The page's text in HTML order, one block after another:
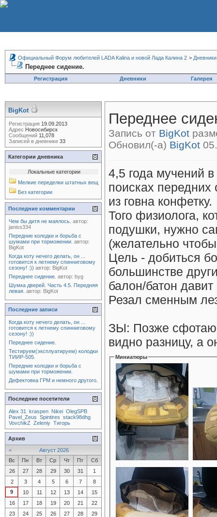
Официальный Форум любителей LADA Kalina и новой Лада Калина 2 > Дневники
Переднее сидение.
Регистрация Дневники Галерея
Переднее
Запись от BigKot
Обновил(-а) BigKot
4,5 года мучений
поисках передних
из говна конфетку.
Того физиолога,
подушки, нужно
(желательно
Цель - добиться
большинстве
балон/батон
Резал сменным
ЗЫ: Позже сфотаю
видно разницу, а
Миниатюры
BigKot
Регистрация 19.09.2013
Адрес Новосибирск
Сообщений 11,078
Записей в дневнике 33
Категории дневника
Локальные категории
Мелкие переделки штатных вещей.
Без категории
Последние комментарии
Чем бы дитя не маялось. автор:
janiss334
Передние колодки и борьба с
шумами при торможении. автор:
BigKot
Когда коту нечего делать, он ...
готовится к летнему спинниговому
сезону! :)) автор: BigKot
Переднее сидение. автор: byg
Шумка дверей. Часть 4.5. Передняя
левая. автор: BigKot
Последние записи
Когда коту нечего делать, он ...
готовится к летнему спинниговому
сезону! :))
Переднее сидение.
Тестируем(эксплуатируем) колодки
ТИИР-505.
Передние колодки и борьба с
шумами при торможении.
Дефектовка ГРМ и немного другого.
Последние посетители
Alex 31 kraspen Nikei OlegSPB
Pavel_Zeus Spintires stack98dhg
VovchikZ Zeleniy Тигорь
Архив
<
Август 2026
Вс
Пн Вт Ср Чт Пт
Сб
26
27 28 29 30 31
1
2
3 4 5 6 7
8
9
10 11 12 13 14
15
16
17 18 19 20 21
22
23
24 25 26 27 28
29